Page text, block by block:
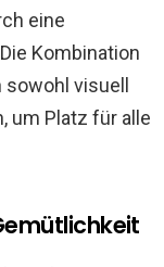
eine
Kombination
visuell
um Platz für alle